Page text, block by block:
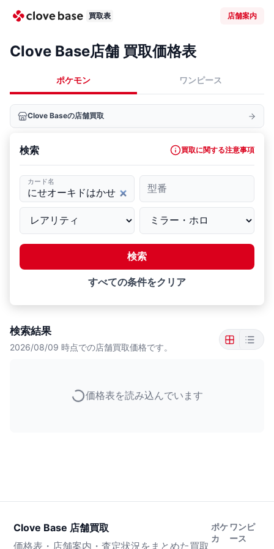
買取表 店舗案内
Clove Base店舗 買取価格表
ポケモン ワンピース
Clove Baseの店舗買取
検索 買取に関する注意事項
カード名
型番
検索
すべての条件をクリア
検索結果
2026/08/09 時点での店舗買取価格です。
価格表を読み込んでいます
Clove Base 店舗買取
価格表・店舗案内・査定状況をまとめた買取
ポケ
カ
ワンピ
ース